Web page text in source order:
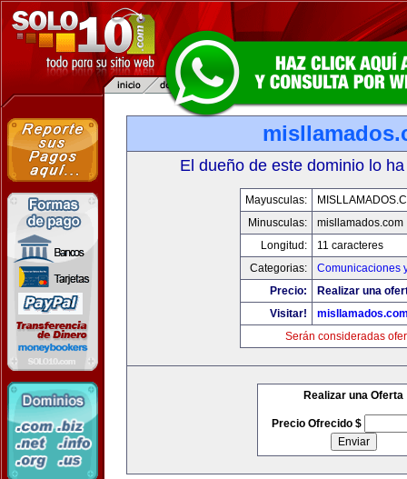
El dueño de este dominio lo
Mayusculas:
Minusculas:
misllamados.com
Longitud:
11 caracteres
Categorias:
Comunicaciones
Precio:
Realizar una
Visitar!
Serán consideradas
Realizar una Oferta
Precio Ofrecido $